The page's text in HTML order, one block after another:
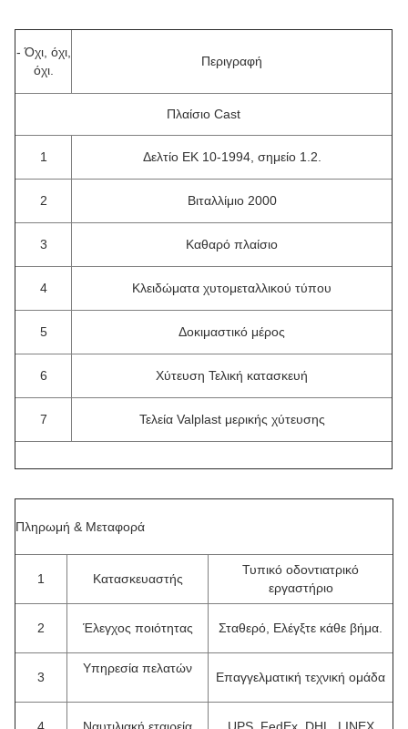
- Όχι, όχι,
όχι.
Περιγραφή
Πλαίσιο Cast
1 Δελτίο ΕΚ 10-1994, σημείο 1.2.
2 Βιταλλίμιο 2000
3 Καθαρό πλαίσιο
4 Κλειδώματα χυτομεταλλικού τύπου
5 Δοκιμαστικό μέρος
6 Χύτευση Τελική κατασκευή
7 Τελεία Valplast μερικής χύτευσης
Πληρωμή & Μεταφορά
1 Κατασκευαστής
Τυπικό οδοντιατρικό
εργαστήριο
2 Έλεγχος ποιότητας Σταθερό, Ελέγξτε κάθε βήμα.
3
Υπηρεσία πελατών
Επαγγελματική τεχνική ομάδα